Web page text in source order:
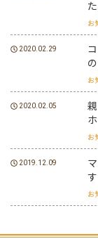
た
お
2020.02.29
お
2020.02.05
お
2019.12.09
す
お